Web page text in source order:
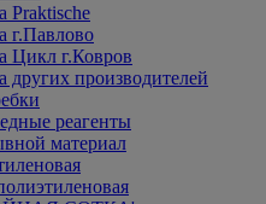
Praktische
г.Павлово
Цикл г.Ковров
других производителей
реагенты
материал